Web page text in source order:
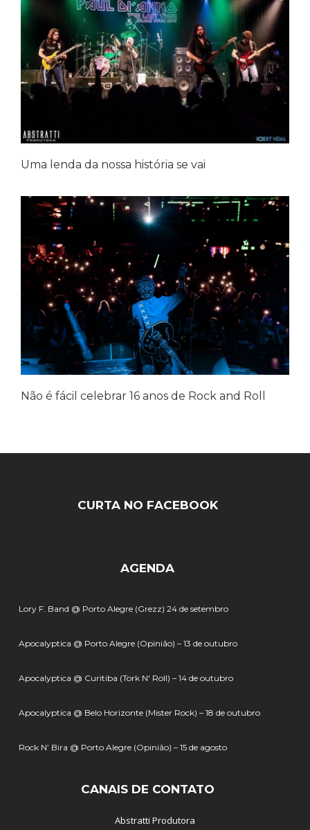
Uma lenda da nossa história se vai
Não é fácil celebrar 16 anos de Rock and Roll
CURTA NO FACEBOOK
AGENDA
Lory F. Band @ Porto Alegre (Grezz) 24 de setembro
Apocalyptica @ Porto Alegre (Opinião) – 13 de outubro
Apocalyptica @ Curitiba (Tork N' Roll) – 14 de outubro
Apocalyptica @ Belo Horizonte (Mister Rock) – 18 de outubro
Rock N’ Bira @ Porto Alegre (Opinião) – 15 de agosto
CANAIS DE CONTATO
Abstratti Produtora